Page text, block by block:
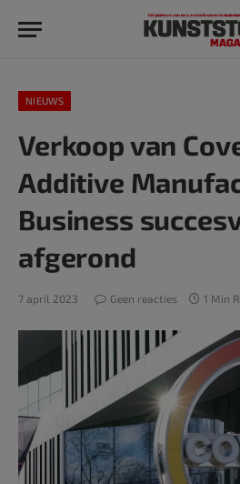
NIEUWS
Verkoop van
Additive
Business
afgerond
7 april 2023 Geen reacties 1 Min